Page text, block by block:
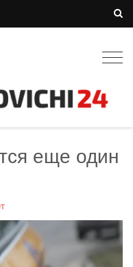
еще один